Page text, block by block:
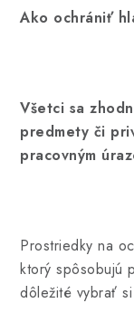
Ako ochrániť
Všetci sa
predmety či
pracovným
Prostriedky na
ktorý spôsobujú
dôležité vybrať